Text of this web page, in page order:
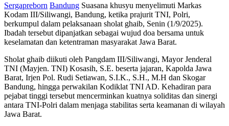
Sergapreborn Bandung Suasana khusyu menyelimuti Markas
Kodam III/Siliwangi, Bandung, ketika prajurit TNI, Polri,
berkumpul dalam pelaksanaan sholat ghaib, Senin (1/9/2025).
Ibadah tersebut dipanjatkan sebagai wujud doa bersama untuk
keselamatan dan ketentraman masyarakat Jawa Barat.
Sholat ghaib diikuti oleh Pangdam III/Siliwangi, Mayor Jenderal
TNI (Mayjen. TNI) Kosasih, S.E. beserta jajaran, Kapolda Jawa
Barat, Irjen Pol. Rudi Setiawan, S.I.K., S.H., M.H dan Skogar
Bandung, hingga perwakilan Kodiklat TNI AD. Kehadiran para
pejabat tinggi tersebut mencerminkan kuatnya soliditas dan sinergi
antara TNI-Polri dalam menjaga stabilitas serta keamanan di wilayah
Jawa Barat.